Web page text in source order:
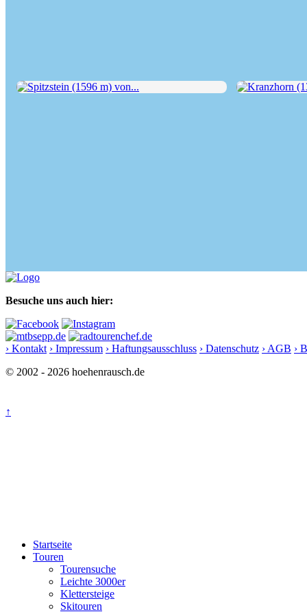
Besuche uns auch hier:
› Kontakt › Impressum › Haftungsausschluss › Datenschutz › AGB ›
© 2002 - 2026 hoehenrausch.de
↑
Startseite
Touren
Tourensuche
Leichte 3000er
Klettersteige
Skitouren